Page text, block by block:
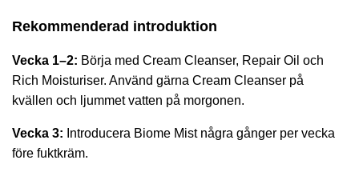
Rekommenderad introduktion
Vecka 1–2: Börja med Cream Cleanser, Repair Oil och
Rich Moisturiser. Använd gärna Cream Cleanser på
kvällen och ljummet vatten på morgonen.
Vecka 3: Introducera Biome Mist några gånger per vecka
före fuktkräm.